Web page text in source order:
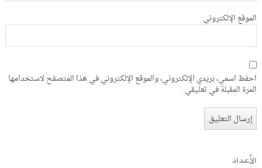
الموقع الإلكتروني
احفظ اسمي، بريدي الإلكتروني، والموقع الإلكتروني في هذا المتصفح لاستخدامها
المرة المقبلة في تعليقي.
الأعداد